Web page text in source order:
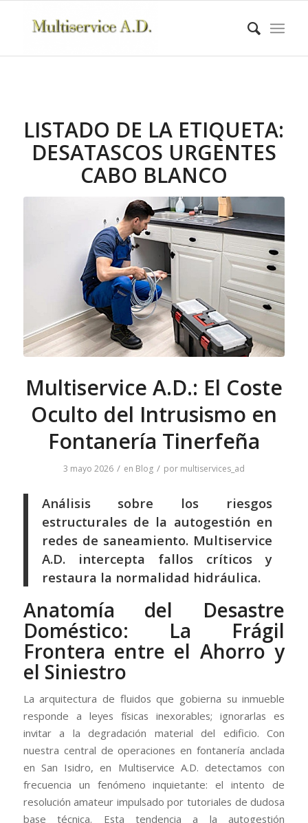
LISTADO DE LA ETIQUETA:
DESATASCOS URGENTES
CABO BLANCO
Multiservice A.D.: El Coste
Oculto del Intrusismo en
Fontanería Tinerfeña
3 mayo 2026 / en Blog / por multiservices_ad
Análisis sobre los riesgos
estructurales de la autogestión en
redes de saneamiento. Multiservice
A.D. intercepta fallos críticos y
restaura la normalidad hidráulica.
Anatomía del Desastre
Doméstico: La Frágil
Frontera entre el Ahorro y
el Siniestro
La arquitectura de fluidos que gobierna su inmueble
responde a leyes físicas inexorables; ignorarlas es
invitar a la degradación material del edificio. Con
nuestra central de operaciones en fontanería anclada
en San Isidro, en Multiservice A.D. detectamos con
frecuencia un fenómeno inquietante: el intento de
resolución amateur impulsado por tutoriales de dudosa
base técnica. Esta tendencia a la autogestión